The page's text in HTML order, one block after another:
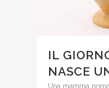
IL
NASCE
Una mamma